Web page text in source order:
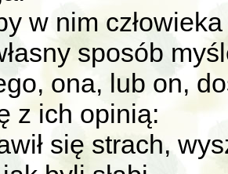
w nim
sposób
ona, lub on,
z ich opinią:
się strach,